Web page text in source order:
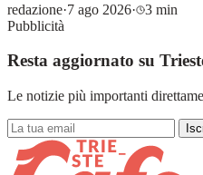
redazione·7 ago 2026·
3 min
Pubblicità
Resta aggiornato su
Le notizie più importanti